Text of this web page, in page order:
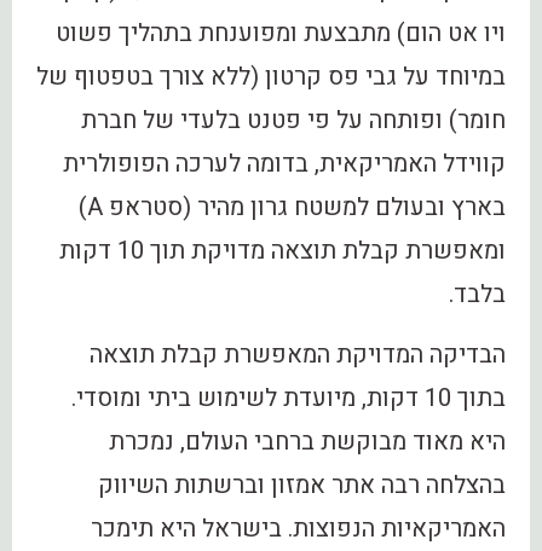
ויו אט הום) מתבצעת ומפוענחת בתהליך פשוט
במיוחד על גבי פס קרטון (ללא צורך בטפטוף של
חומר) ופותחה על פי פטנט בלעדי של חברת
קווידל האמריקאית, בדומה לערכה הפופולרית
בארץ ובעולם למשטח גרון מהיר (סטראפ A)
ומאפשרת קבלת תוצאה מדויקת תוך 10 דקות
בלבד.
הבדיקה המדויקת המאפשרת קבלת תוצאה
בתוך 10 דקות, מיועדת לשימוש ביתי ומוסדי.
היא מאוד מבוקשת ברחבי העולם, נמכרת
בהצלחה רבה אתר אמזון וברשתות השיווק
האמריקאיות הנפוצות. בישראל היא תימכר